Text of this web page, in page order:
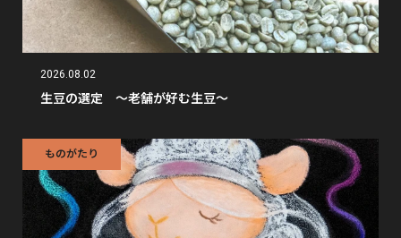
2026.08.02
生豆の選定 〜老舗が好む生豆〜
ものがたり